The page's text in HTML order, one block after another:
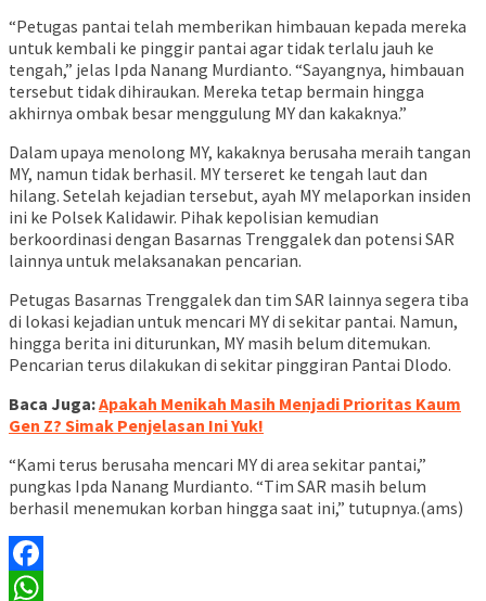
“Petugas pantai telah memberikan himbauan kepada mereka
untuk kembali ke pinggir pantai agar tidak terlalu jauh ke
tengah,” jelas Ipda Nanang Murdianto. “Sayangnya, himbauan
tersebut tidak dihiraukan. Mereka tetap bermain hingga
akhirnya ombak besar menggulung MY dan kakaknya.”
Dalam upaya menolong MY, kakaknya berusaha meraih tangan
MY, namun tidak berhasil. MY terseret ke tengah laut dan
hilang. Setelah kejadian tersebut, ayah MY melaporkan insiden
ini ke Polsek Kalidawir. Pihak kepolisian kemudian
berkoordinasi dengan Basarnas Trenggalek dan potensi SAR
lainnya untuk melaksanakan pencarian.
Petugas Basarnas Trenggalek dan tim SAR lainnya segera tiba
di lokasi kejadian untuk mencari MY di sekitar pantai. Namun,
hingga berita ini diturunkan, MY masih belum ditemukan.
Pencarian terus dilakukan di sekitar pinggiran Pantai Dlodo.
Baca Juga:Apakah Menikah Masih Menjadi Prioritas Kaum
Gen Z? Simak Penjelasan Ini Yuk!
“Kami terus berusaha mencari MY di area sekitar pantai,”
pungkas Ipda Nanang Murdianto. “Tim SAR masih belum
berhasil menemukan korban hingga saat ini,” tutupnya.(ams)
Facebook